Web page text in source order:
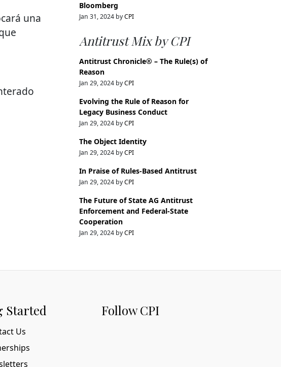
una
Bloomberg
Jan 31, 2024 byCPI
Antitrust Mix by CPI
Antitrust Chronicle® – The Rule(s) of
Reason
Jan 29, 2024 byCPI
Evolving the Rule of Reason for
Legacy Business Conduct
Jan 29, 2024 byCPI
The Object Identity
Jan 29, 2024 byCPI
In Praise of Rules-Based Antitrust
Jan 29, 2024 byCPI
The Future of State AG Antitrust
Enforcement and Federal-State
Cooperation
Jan 29, 2024 byCPI
Started
Us
Follow CPI